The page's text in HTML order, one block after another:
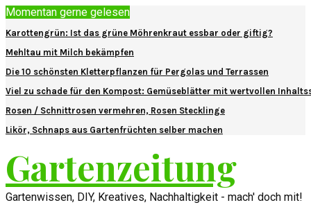
Momentan gerne gelesen
Karottengrün: Ist das grüne Möhrenkraut essbar oder giftig?
Mehltau mit Milch bekämpfen
Die 10 schönsten Kletterpflanzen für Pergolas und Terrassen
Viel zu schade für den Kompost: Gemüseblätter mit wertvollen
Rosen / Schnittrosen vermehren, Rosen Stecklinge
Likör, Schnaps aus Gartenfrüchten selber machen
Gartenzeitung
Gartenwissen, DIY, Kreatives, Nachhaltigkeit - mach' doch mit!